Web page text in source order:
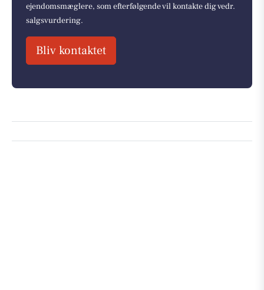
ejendomsmæglere, som efterfølgende vil kontakte dig vedr.
salgsvurdering.
Bliv kontaktet